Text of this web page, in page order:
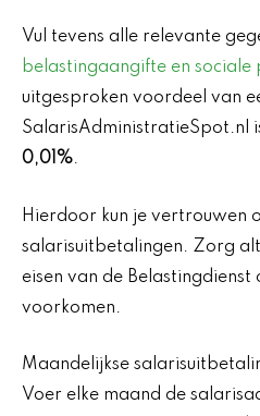
Vul tevens alle relevante
belastingaangifte en sociale
uitgesproken voordeel van
SalarisAdministratieSpot.nl
0,01%.
Hierdoor kun je vertrouwen
salarisuitbetalingen. Zorg
eisen van de
voorkomen.
Maandelijkse
Voer elke maand de